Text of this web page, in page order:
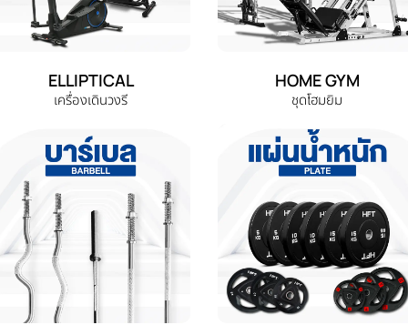
ELLIPTICAL
เครื่องเดินวงรี
HOME GYM
ชุดโฮมยิม